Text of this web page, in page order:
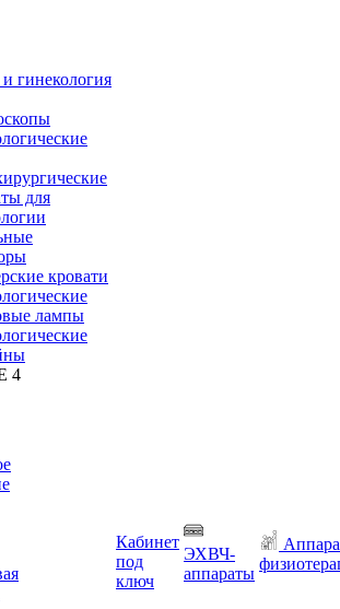
гинекология
для
кровати
лампы
4
Кабинет
под
ключ
ЭХВЧ-
аппараты